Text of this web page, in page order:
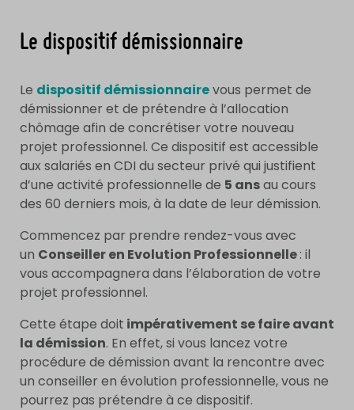
Le dispositif démissionnaire
Le dispositif démissionnairevous permet de
démissionner et de prétendre à l’allocation
chômage afin de concrétiser votre nouveau
projet professionnel. Ce dispositif est accessible
aux salariés en CDI du secteur privé qui justifient
d’une activité professionnelle de 5 ansau cours
des 60 derniers mois, à la date de leur démission.
Commencez par prendre rendez-vous avec
un Conseiller en Evolution Professionnelle: il
vous accompagnera dans l’élaboration de votre
projet professionnel.
Cette étape doit impérativement se faire avant
la démission. En effet, si vous lancez votre
procédure de démission avant la rencontre avec
un conseiller en évolution professionnelle, vous ne
pourrez pas prétendre à ce dispositif.